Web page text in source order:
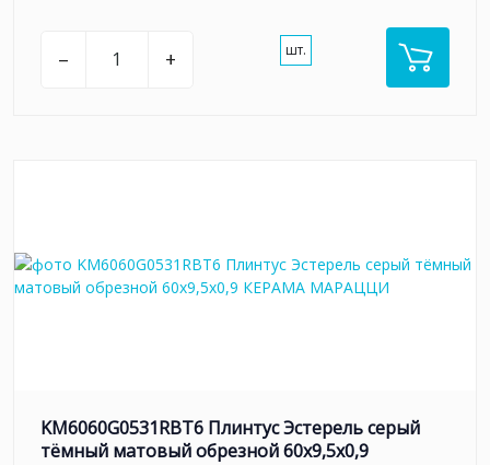
– + шт.
KM6060G0531RBT6 Плинтус Эстерель серый
тёмный матовый обрезной 60x9,5x0,9